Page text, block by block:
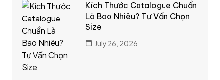
Kích Thước Catalogue Chuẩn
Là Bao Nhiêu? Tư Vấn Chọn
Size
July 26, 2026